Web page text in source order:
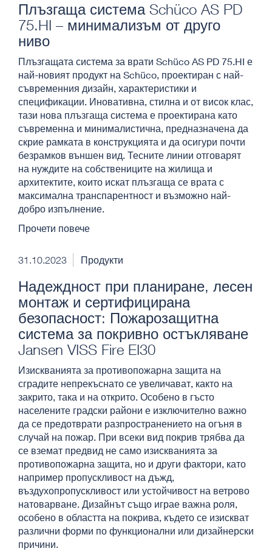
Плъзгаща система Schüco AS PD
75.HI – минимализъм от друго
ниво
Плъзгащата система за врати Schüco AS PD 75.HI е
най-новият продукт на Schüco, проектиран с най-
съвременния дизайн, характеристики и
спецификации. Иновативна, стилна и от висок клас,
тази нова плъзгаща система е проектирана като
съвременна и минималистична, предназначена да
скрие рамката в конструкцията и да осигури почти
безрамков външен вид. Тесните линии отговарят
на нуждите на собствениците на жилища и
архитектите, които искат плъзгаща се врата с
максимална транспарентност и възможно най-
добро изпълнение.
Прочети повече
31.10.2023 Продукти
Надеждност при планиране, лесен
монтаж и сертифицирана
безопасност: Пожарозащитна
система за покривно остъкляване
Jansen VISS Fire EI30
Изискванията за противопожарна защита на
сградите непрекъснато се увеличават, както на
закрито, така и на открито. Особено в гъсто
населените градски райони е изключително важно
да се предотврати разпространението на огъня в
случай на пожар. При всеки вид покрив трябва да
се вземат предвид не само изискванията за
противопожарна защита, но и други фактори, като
например пропускливост на дъжд,
въздухопропускливост или устойчивост на ветрово
натоварване. Дизайнът също играе важна роля,
особено в областта на покрива, където се изискват
различни форми по функционални или дизайнерски
причини.